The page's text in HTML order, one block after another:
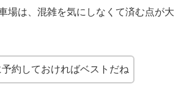
場は、混雑を気にしなくて済む点が大
約しておければベストだね